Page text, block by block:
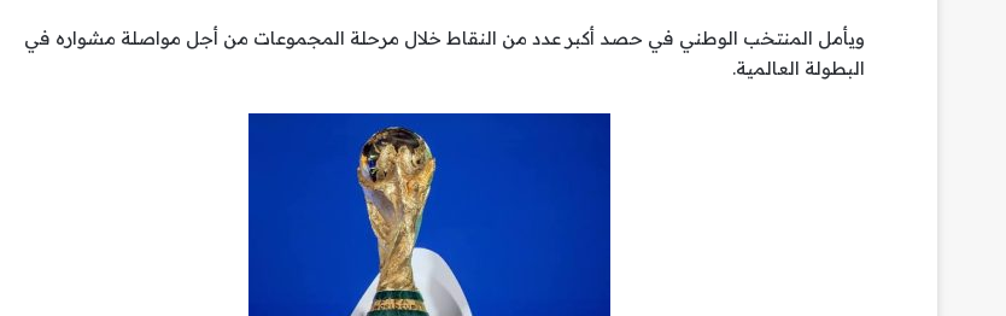
ويأمل المنتخب الوطني في حصد أكبر عدد من النقاط خلال مرحلة المجموعات من أجل مواصلة مشواره في
البطولة العالمية.